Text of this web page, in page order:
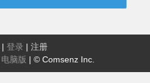
| 登录 | 注册
电脑版 | © Comsenz Inc.